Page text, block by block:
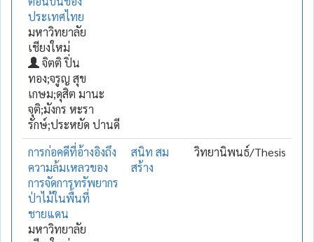
ประเทศไทย
มหาวิทยาลัย
เชียงใหม่
จิตติ ปิ่น
ทอง;จรูญ สุข
เกษม;ดุสิต มานะ
จุติ;มังกร หะรา
รักษ์;ประหยัด ปานดี
การก่อคดีที่อ้างอิงถึง
ความล้มเหลวของ
การจัดการทรัพยากร
ป่าไม้ในพื้นที่
ชายแดน
มหาวิทยาลัย
สนิท สม
สร้าง
วิทยานิพนธ์/Thesis